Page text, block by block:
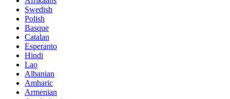
Swedish
Polish
Basque
Catalan
Esperanto
Hindi
Lao
Albanian
Amharic
Armenian